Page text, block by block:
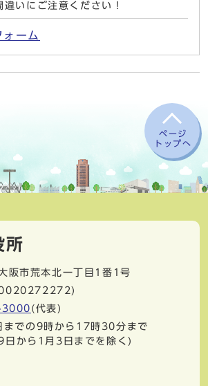
いにご注意ください！
ーム
ページ
トップへ
所
阪市荒本北一丁目1番1号
(代表)
までの9時から17時30分まで
から1月3日までを除く)